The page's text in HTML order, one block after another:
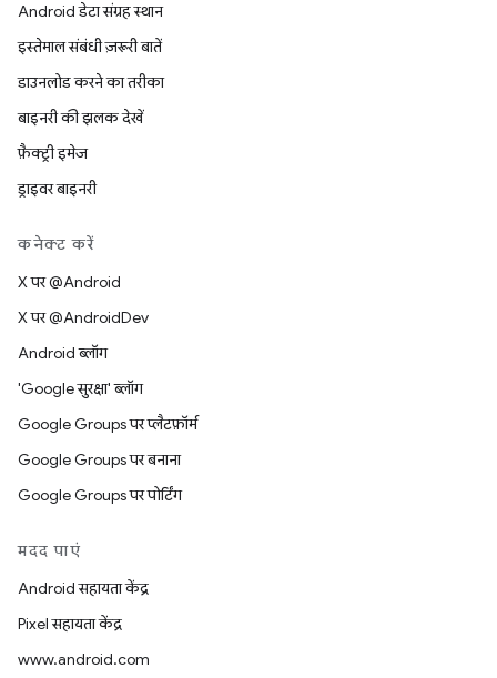
Android डेटा संग्रह स्थान
इस्तेमाल संबंधी ज़रूरी बातें
डाउनलोड करने का तरीका
बाइनरी की झलक देखें
फ़ैक्ट्री इमेज
ड्राइवर बाइनरी
कनेक्ट करें
X पर @Android
X पर @AndroidDev
Android ब्लॉग
'Google सुरक्षा' ब्लॉग
Google Groups पर प्लैटफ़ॉर्म
Google Groups पर बनाना
Google Groups पर पोर्टिंग
मदद पाएं
Android सहायता केंद्र
Pixel सहायता केंद्र
www.android.com